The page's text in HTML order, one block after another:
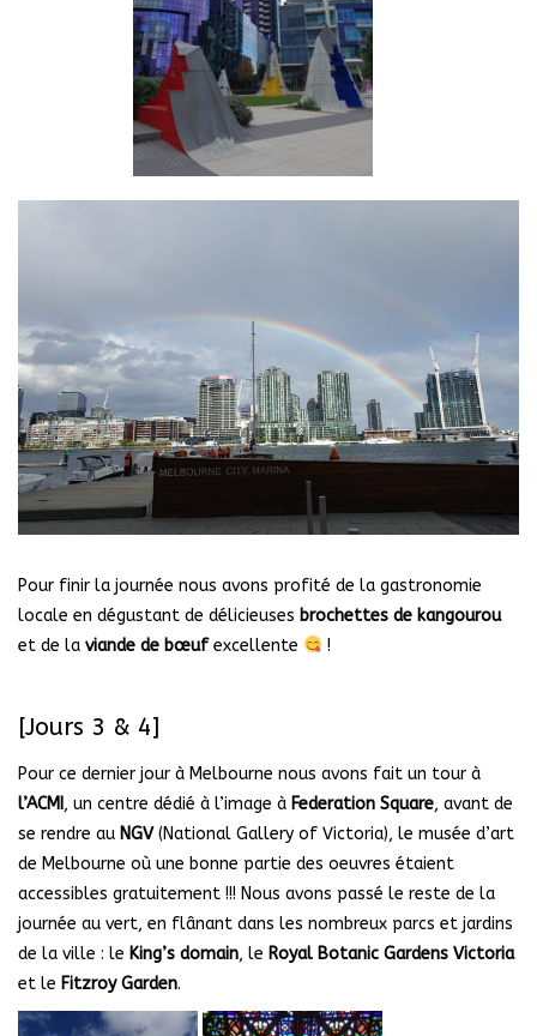
Pour finir la journée nous avons profité de la gastronomie
locale en dégustant de délicieuses brochettes de kangourou
et de la viande de bœufexcellente !
[Jours 3 & 4]
Pour ce dernier jour à Melbourne nous avons fait un tour à
l’ACMI , un centre dédié à l’image à Federation Square, avant de
se rendre au NGV(National Gallery of Victoria), le musée d’art
de Melbourne où une bonne partie des oeuvres étaient
accessibles gratuitement !!! Nous avons passé le reste de la
journée au vert, en flânant dans les nombreux parcs et jardins
de la ville : le King’s domain, le Royal Botanic Gardens Victoria
et le Fitzroy Garden.